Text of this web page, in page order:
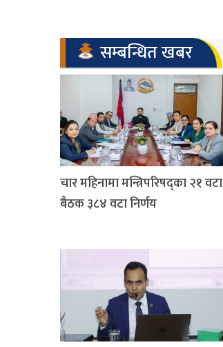
सम्बन्धित खबर
चार महिनामा मन्त्रिपरिषद्का २१ वटा
बैठक ३८४ वटा निर्णय